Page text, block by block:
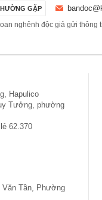
GẶP
nghênh độc giả gửi thông
Hapulico
Tưởng, phường
62.370
Văn Tần, Phường